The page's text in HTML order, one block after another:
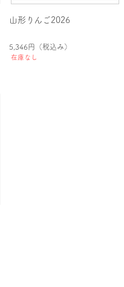
山形りんご2026
5,346円 （税込み）
在庫なし